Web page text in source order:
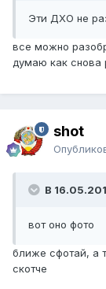
Эти ДХО не
все можно
думаю как снова
shot
В
вот оно фото
ближе сфотай, а
скотче